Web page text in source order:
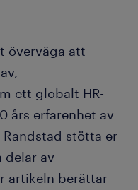
överväga att
ett globalt HR-
års erfarenhet av
stötta er
delar av
artikeln berättar